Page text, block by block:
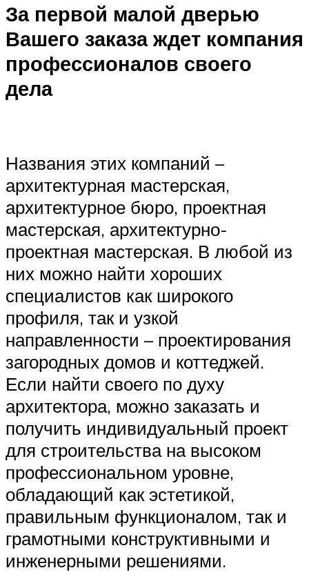
За первой малой дверью
Вашего заказа ждет компания
профессионалов своего
дела
Названия этих компаний –
архитектурная мастерская,
архитектурное бюро, проектная
мастерская, архитектурно-
проектная мастерская. В любой из
них можно найти хороших
специалистов как широкого
профиля, так и узкой
направленности – проектирования
загородных домов и коттеджей.
Если найти своего по духу
архитектора, можно заказать и
получить индивидуальный проект
для строительства на высоком
профессиональном уровне,
обладающий как эстетикой,
правильным функционалом, так и
грамотными конструктивными и
инженерными решениями.